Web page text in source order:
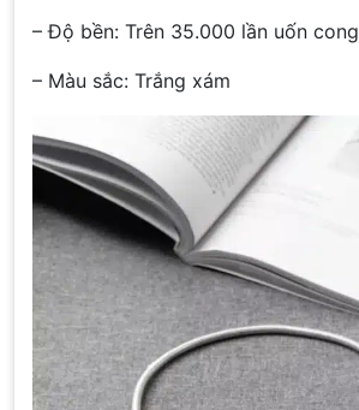
– Độ bền: Trên 35.000 lần uốn cong
– Màu sắc: Trắng xám